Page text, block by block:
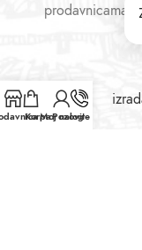
prodavnicama,
KorpaMoj nalog
Pozovite nas